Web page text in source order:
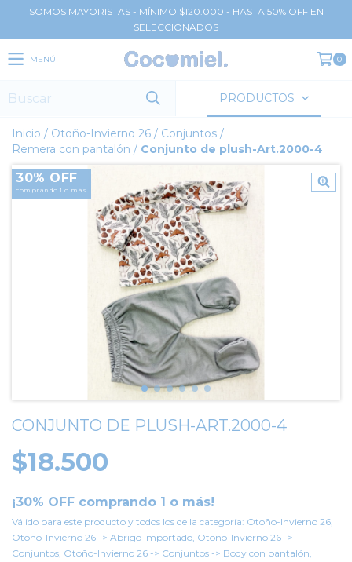
SOMOS MAYORISTAS - MÍNIMO $120.000 - HASTA 50% OFF EN
SELECCIONADOS
MENÚ 0
PRODUCTOS
Inicio / Otoño-Invierno 26 / Conjuntos /
Remera con pantalón / Conjunto de plush-Art.2000-4
30% OFF
comprando 1 o más
CONJUNTO DE PLUSH-ART.2000-4
$18.500
¡30% OFF comprando 1 o más!
Válido para este producto y todos los de la categoría: Otoño-Invierno 26,
Otoño-Invierno 26 -> Abrigo importado, Otoño-Invierno 26 ->
Conjuntos, Otoño-Invierno 26 -> Conjuntos -> Body con pantalón,